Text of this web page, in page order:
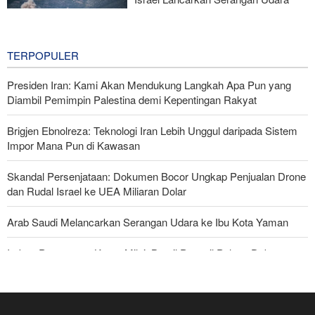
TERPOPULER
Presiden Iran: Kami Akan Mendukung Langkah Apa Pun yang
Diambil Pemimpin Palestina demi Kepentingan Rakyat
Brigjen Ebnolreza: Teknologi Iran Lebih Unggul daripada Sistem
Impor Mana Pun di Kawasan
Skandal Persenjataan: Dokumen Bocor Ungkap Penjualan Drone
dan Rudal Israel ke UEA Miliaran Dolar
Arab Saudi Melancarkan Serangan Udara ke Ibu Kota Yaman
Imbas Pernyataan Kasar Milei; Brasil Panggil Pulang Dubes